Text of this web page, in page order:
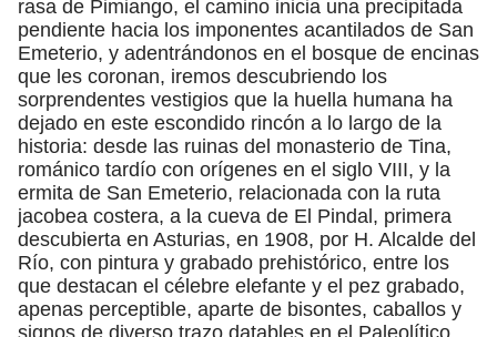
rasa de Pimiango, el camino inicia una precipitada
pendiente hacia los imponentes acantilados de San
Emeterio, y adentrándonos en el bosque de encinas
que les coronan, iremos descubriendo los
sorprendentes vestigios que la huella humana ha
dejado en este escondido rincón a lo largo de la
historia: desde las ruinas del monasterio de Tina,
románico tardío con orígenes en el siglo VIII, y la
ermita de San Emeterio, relacionada con la ruta
jacobea costera, a la cueva de El Pindal, primera
descubierta en Asturias, en 1908, por H. Alcalde del
Río, con pintura y grabado prehistórico, entre los
que destacan el célebre elefante y el pez grabado,
apenas perceptible, aparte de bisontes, caballos y
signos de diverso trazo datables en el Paleolítico